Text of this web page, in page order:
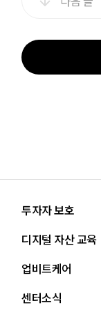
투자자 보호
올바른 투자란?
투자사기 유형과 예
업비트 보호조치
디지털 자산 교육
교육
조사·연구
업비트케어
서비스안내
센터소식